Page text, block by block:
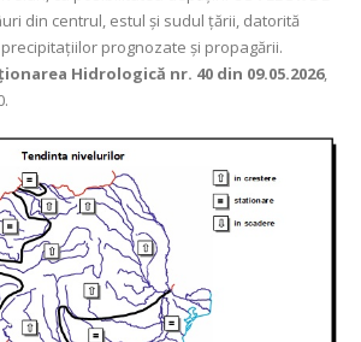
din centrul, estul și sudul țării, datorită
prognozate și propagării.
Hidrologică nr. 40 din 09.05.2026,